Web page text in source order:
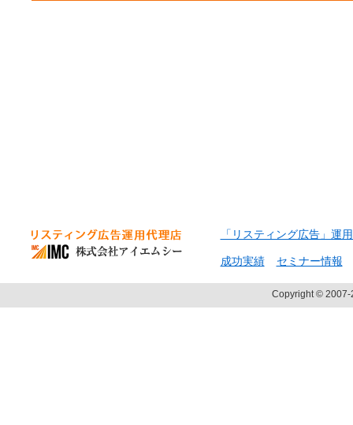
「リスティング広告」運
成功実績 セミナー情報
Copyright © 2007-